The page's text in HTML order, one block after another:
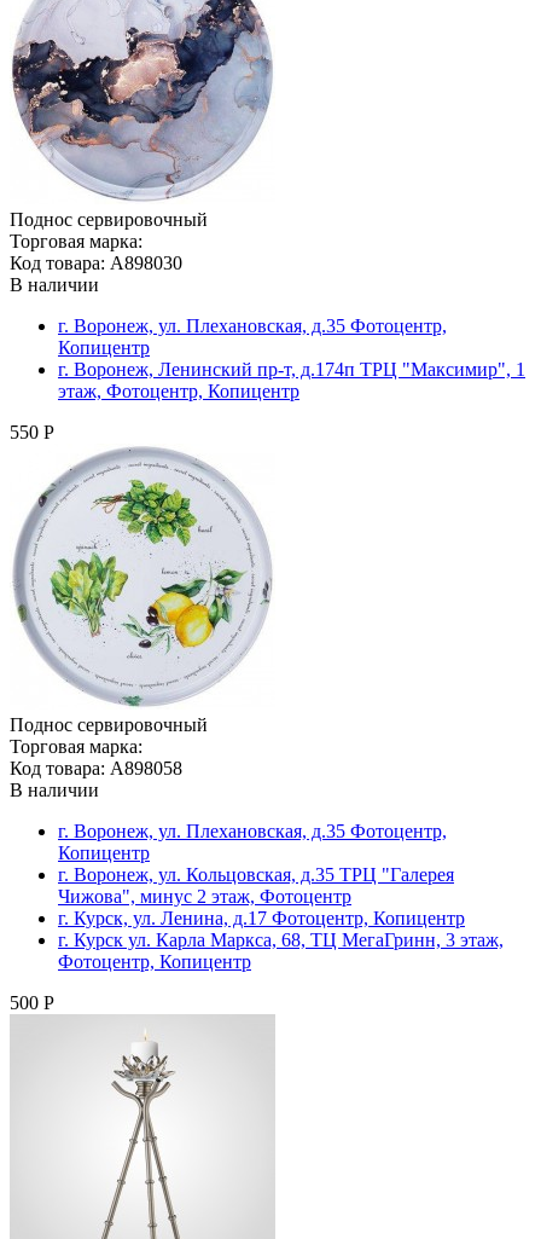
Поднос сервировочный
Торговая марка:
Код товара: A898030
В наличии
г. Воронеж, ул. Плехановская, д.35 Фотоцентр,
Копицентр
г. Воронеж, Ленинский пр-т, д.174п ТРЦ "Максимир", 1
этаж, Фотоцентр, Копицентр
550 Р
Поднос сервировочный
Торговая марка:
Код товара: A898058
В наличии
г. Воронеж, ул. Плехановская, д.35 Фотоцентр,
Копицентр
г. Воронеж, ул. Кольцовская, д.35 ТРЦ "Галерея
Чижова", минус 2 этаж, Фотоцентр
г. Курск, ул. Ленина, д.17 Фотоцентр, Копицентр
г. Курск ул. Карла Маркса, 68, ТЦ МегаГринн, 3 этаж,
Фотоцентр, Копицентр
500 Р